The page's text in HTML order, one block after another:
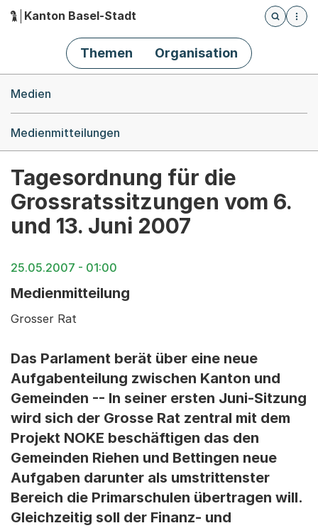
Hauptnavigation
Kanton Basel-Stadt
Öffnet
Themen Organisation
Medien
Medienmitteilungen
Tagesordnung für die
Grossratssitzungen vom 6.
und 13. Juni 2007
25.05.2007 - 01:00
Medienmitteilung
Grosser Rat
Das Parlament berät über eine neue
Aufgabenteilung zwischen Kanton und
Gemeinden -- In seiner ersten Juni-Sitzung
wird sich der Grosse Rat zentral mit dem
Projekt NOKE beschäftigen das den
Gemeinden Riehen und Bettingen neue
Aufgaben darunter als umstrittenster
Bereich die Primarschulen übertragen will.
Gleichzeitig soll der Finanz- und